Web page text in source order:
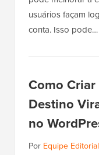
usuários façam
conta. Isso pode…
Como
Destino
no
Por Equipe Editorial